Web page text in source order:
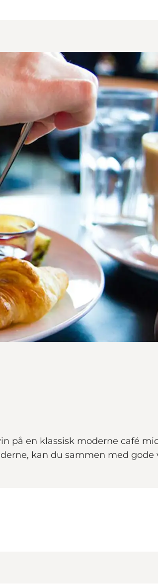
på en klassisk moderne café
kan du sammen med gode